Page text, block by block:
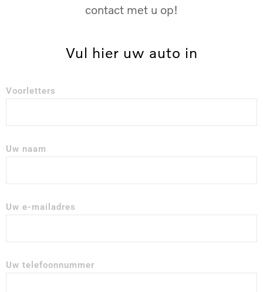
contact met u op!
Vul hier uw auto in
Voorletters
Uw naam
Uw e-mailadres
Uw telefoonnummer